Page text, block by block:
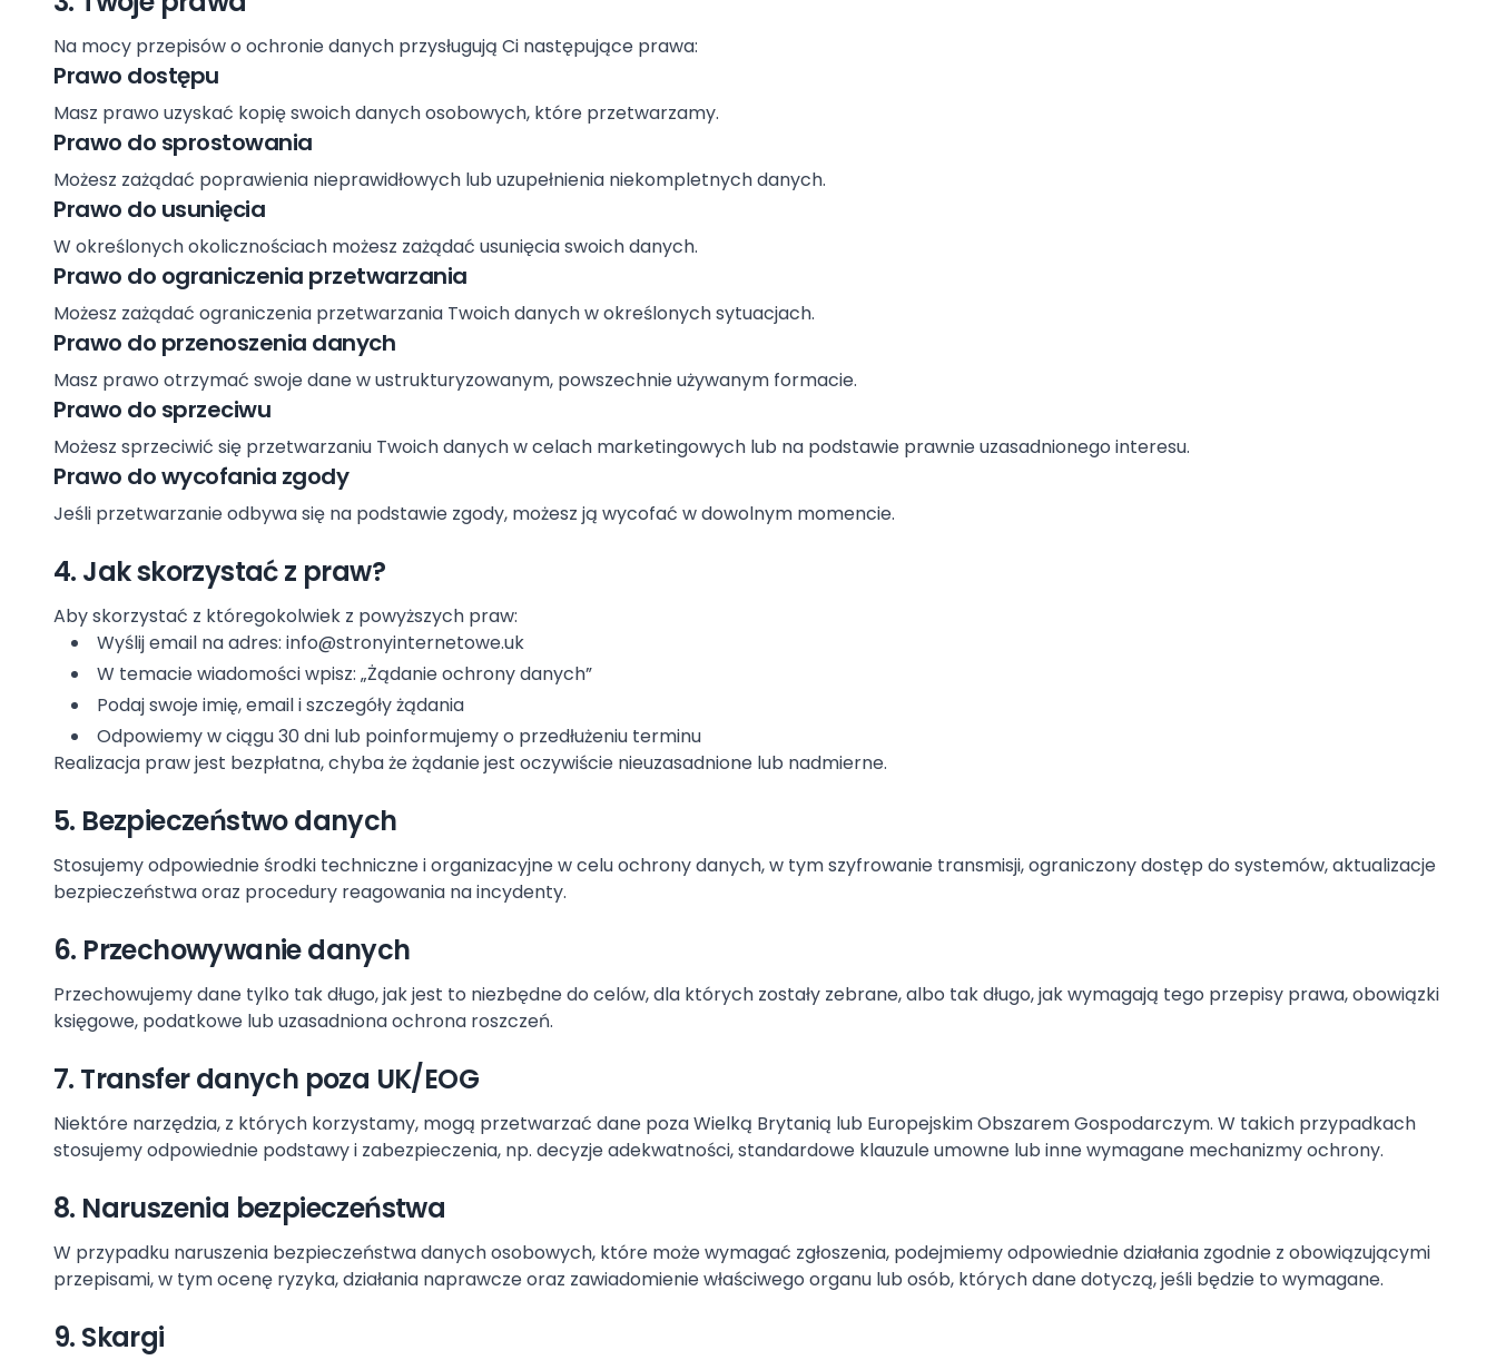
Na mocy przepisów o ochronie danych przysługują Ci następujące prawa:
Prawo dostępu
Masz prawo uzyskać kopię swoich danych osobowych, które przetwarzamy.
Prawo do sprostowania
Możesz zażądać poprawienia nieprawidłowych lub uzupełnienia niekompletnych danych.
Prawo do usunięcia
W określonych okolicznościach możesz zażądać usunięcia swoich danych.
Prawo do ograniczenia przetwarzania
Możesz zażądać ograniczenia przetwarzania Twoich danych w określonych sytuacjach.
Prawo do przenoszenia danych
Masz prawo otrzymać swoje dane w ustrukturyzowanym, powszechnie używanym formacie.
Prawo do sprzeciwu
Możesz sprzeciwić się przetwarzaniu Twoich danych w celach marketingowych lub na podstawie prawnie uzasadnionego interesu.
Prawo do wycofania zgody
Jeśli przetwarzanie odbywa się na podstawie zgody, możesz ją wycofać w dowolnym momencie.
4. Jak skorzystać z praw?
Aby skorzystać z któregokolwiek z powyższych praw:
Wyślij email na adres: info@stronyinternetowe.uk
W temacie wiadomości wpisz: „Żądanie ochrony danych”
Podaj swoje imię, email i szczegóły żądania
Odpowiemy w ciągu 30 dni lub poinformujemy o przedłużeniu terminu
Realizacja praw jest bezpłatna, chyba że żądanie jest oczywiście nieuzasadnione lub nadmierne.
5. Bezpieczeństwo danych
Stosujemy odpowiednie środki techniczne i organizacyjne w celu ochrony danych, w tym szyfrowanie transmisji, ograniczony dostęp do systemów, aktualizacje
bezpieczeństwa oraz procedury reagowania na incydenty.
6. Przechowywanie danych
Przechowujemy dane tylko tak długo, jak jest to niezbędne do celów, dla których zostały zebrane, albo tak długo, jak wymagają tego przepisy prawa, obowiązki
księgowe, podatkowe lub uzasadniona ochrona roszczeń.
7. Transfer danych poza UK/EOG
Niektóre narzędzia, z których korzystamy, mogą przetwarzać dane poza Wielką Brytanią lub Europejskim Obszarem Gospodarczym. W takich przypadkach
stosujemy odpowiednie podstawy i zabezpieczenia, np. decyzje adekwatności, standardowe klauzule umowne lub inne wymagane mechanizmy ochrony.
8. Naruszenia bezpieczeństwa
W przypadku naruszenia bezpieczeństwa danych osobowych, które może wymagać zgłoszenia, podejmiemy odpowiednie działania zgodnie z obowiązującymi
przepisami, w tym ocenę ryzyka, działania naprawcze oraz zawiadomienie właściwego organu lub osób, których dane dotyczą, jeśli będzie to wymagane.
9. Skargi